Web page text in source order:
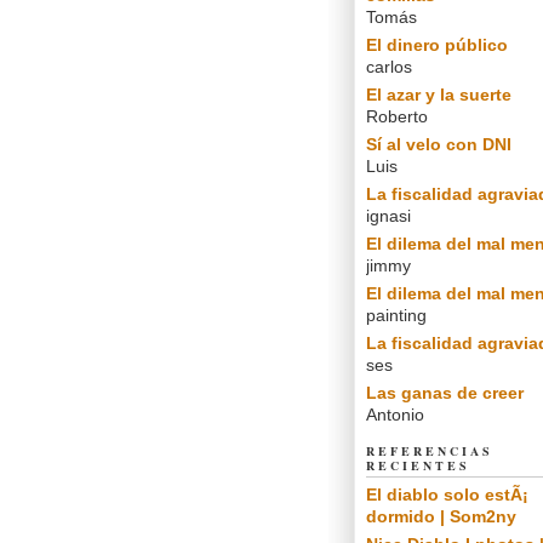
Tomás
El dinero público
carlos
El azar y la suerte
Roberto
Sí al velo con DNI
Luis
La fiscalidad
ignasi
El dilema del mal
jimmy
El dilema del mal
painting
La fiscalidad
ses
Las ganas de creer
Antonio
REFERENCIAS
RECIENTES
El diablo solo estÃ¡
dormido | Som2ny